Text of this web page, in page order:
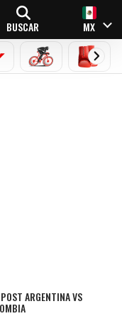
BUSCAR MX
1
CICLISMOBOXEO
ARGENTINA VS